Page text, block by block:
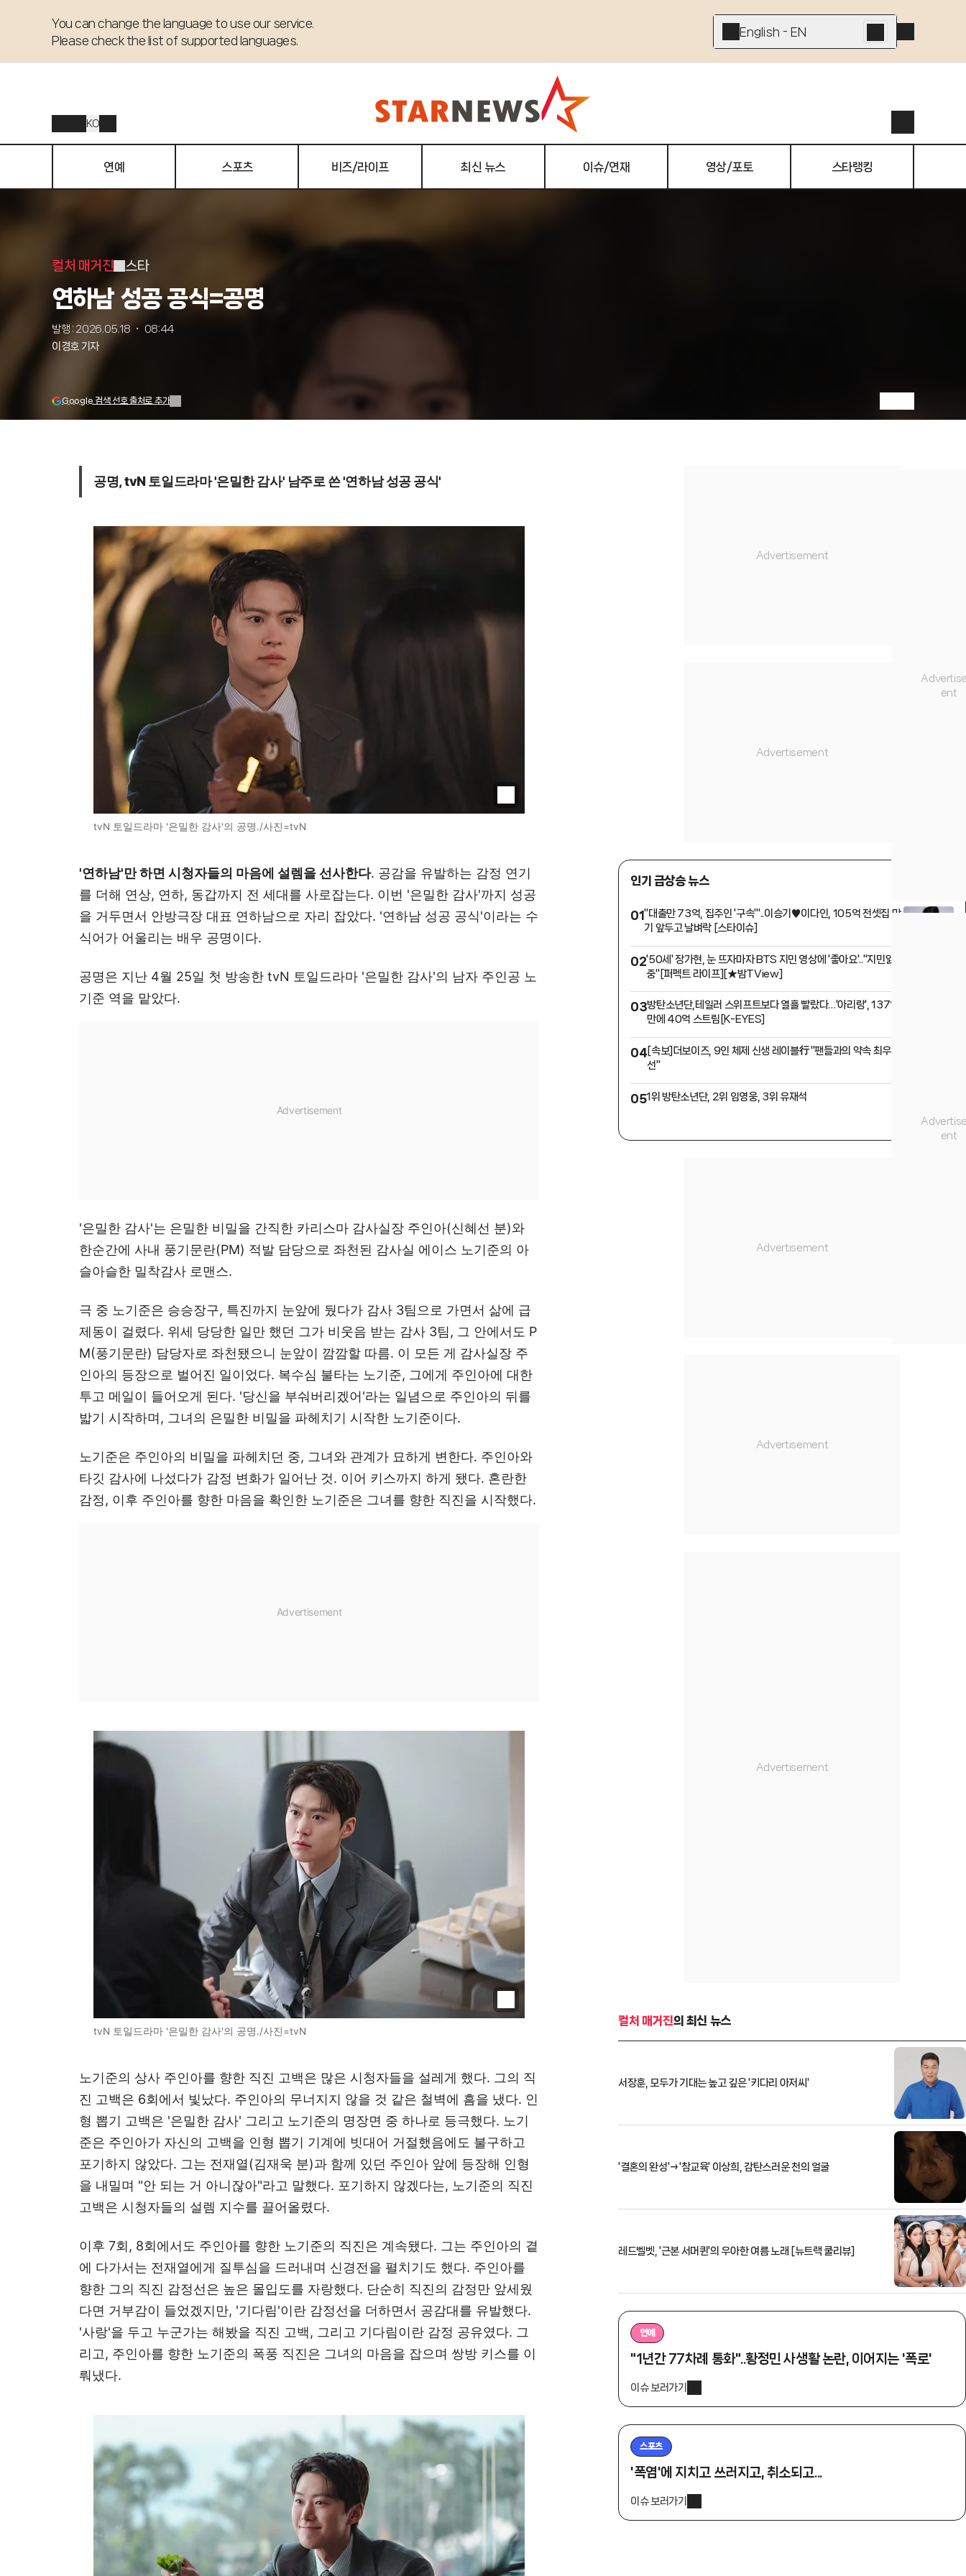
You can change the language to use our service.
Please check the list of supported languages.
English - EN
KO
연예 스포츠 비즈/라이프 최신 뉴스 이슈/연재 영상/포토 스타랭킹
컬처 매거진 스타
연하남 성공 공식=공명
발행: 2026.05.18 ・ 08:44
이경호 기자
Google 검색 선호 출처로 추가
공명, tvN 토일드라마 '은밀한 감사' 남주로 쓴 '연하남 성공 공식'
tvN 토일드라마 '은밀한 감사'의 공명./사진=tvN
'연하남'만 하면 시청자들의 마음에 설렘을 선사한다. 공감을 유발하는 감정 연기
를 더해 연상, 연하, 동갑까지 전 세대를 사로잡는다. 이번 '은밀한 감사'까지 성공
을 거두면서 안방극장 대표 연하남으로 자리 잡았다. '연하남 성공 공식'이라는 수
식어가 어울리는 배우 공명이다.
공명은 지난 4월 25일 첫 방송한 tvN 토일드라마 '은밀한 감사'의 남자 주인공 노
기준 역을 맡았다.
'은밀한 감사'는 은밀한 비밀을 간직한 카리스마 감사실장 주인아(신혜선 분)와
한순간에 사내 풍기문란(PM) 적발 담당으로 좌천된 감사실 에이스 노기준의 아
슬아슬한 밀착감사 로맨스.
극 중 노기준은 승승장구, 특진까지 눈앞에 뒀다가 감사 3팀으로 가면서 삶에 급
제동이 걸렸다. 위세 당당한 일만 했던 그가 비웃음 받는 감사 3팀, 그 안에서도 P
M(풍기문란) 담당자로 좌천됐으니 눈앞이 깜깜할 따름. 이 모든 게 감사실장 주
인아의 등장으로 벌어진 일이었다. 복수심 불타는 노기준, 그에게 주인아에 대한
투고 메일이 들어오게 된다. '당신을 부숴버리겠어'라는 일념으로 주인아의 뒤를
밟기 시작하며, 그녀의 은밀한 비밀을 파헤치기 시작한 노기준이다.
노기준은 주인아의 비밀을 파헤치던 중, 그녀와 관계가 묘하게 변한다. 주인아와
타깃 감사에 나섰다가 감정 변화가 일어난 것. 이어 키스까지 하게 됐다. 혼란한
감정, 이후 주인아를 향한 마음을 확인한 노기준은 그녀를 향한 직진을 시작했다.
tvN 토일드라마 '은밀한 감사'의 공명./사진=tvN
노기준의 상사 주인아를 향한 직진 고백은 많은 시청자들을 설레게 했다. 그의 직
진 고백은 6회에서 빛났다. 주인아의 무너지지 않을 것 같은 철벽에 흠을 냈다. 인
형 뽑기 고백은 '은밀한 감사' 그리고 노기준의 명장면 중 하나로 등극했다. 노기
준은 주인아가 자신의 고백을 인형 뽑기 기계에 빗대어 거절했음에도 불구하고
포기하지 않았다. 그는 전재열(김재욱 분)과 함께 있던 주인아 앞에 등장해 인형
을 내밀며 "안 되는 거 아니잖아"라고 말했다. 포기하지 않겠다는, 노기준의 직진
고백은 시청자들의 설렘 지수를 끌어올렸다.
이후 7회, 8회에서도 주인아를 향한 노기준의 직진은 계속됐다. 그는 주인아의 곁
에 다가서는 전재열에게 질투심을 드러내며 신경전을 펼치기도 했다. 주인아를
향한 그의 직진 감정선은 높은 몰입도를 자랑했다. 단순히 직진의 감정만 앞세웠
다면 거부감이 들었겠지만, '기다림'이란 감정선을 더하면서 공감대를 유발했다.
'사랑'을 두고 누군가는 해봤을 직진 고백, 그리고 기다림이란 감정 공유였다. 그
리고, 주인아를 향한 노기준의 폭풍 직진은 그녀의 마음을 잡으며 쌍방 키스를 이
뤄냈다.
인기 급상승 뉴스
01"대출만 73억, 집주인 '구속'"..이승기♥이다인, 105억 전셋집 만
기 앞두고 날벼락 [스타이슈]
02'50세' 장가현, 눈 뜨자마자 BTS 지민 영상에 '좋아요'.."지민앓이
중"[퍼펙트 라이프][★밤TView]
03방탄소년단,테일러 스위프트보다 열흘 빨랐다…'아리랑', 137일
만에 40억 스트림[K-EYES]
04[속보]더보이즈, 9인 체제 신생 레이블行 "팬들과의 약속 최우
선"
051위 방탄소년단, 2위 임영웅, 3위 유재석
컬처 매거진의 최신 뉴스
서장훈, 모두가 기대는 높고 깊은 '키다리 아저씨'
'결혼의 완성'→'참교육' 이상희, 감탄스러운 천의 얼굴
레드벨벳, '근본 서머퀸'의 우아한 여름 노래 [뉴트랙 쿨리뷰]
연예
"1년간 77차례 통화"..황정민 사생활 논란, 이어지는 '폭로'
이슈 보러가기
스포츠
'폭염'에 지치고 쓰러지고, 취소되고...
이슈 보러가기